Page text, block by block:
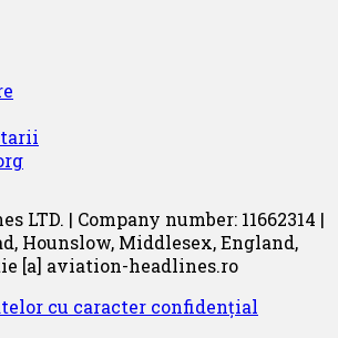
LTD. | Company number: 11662314 |
Hounslow, Middlesex, England,
[a] aviation-headlines.ro
cu caracter confidențial